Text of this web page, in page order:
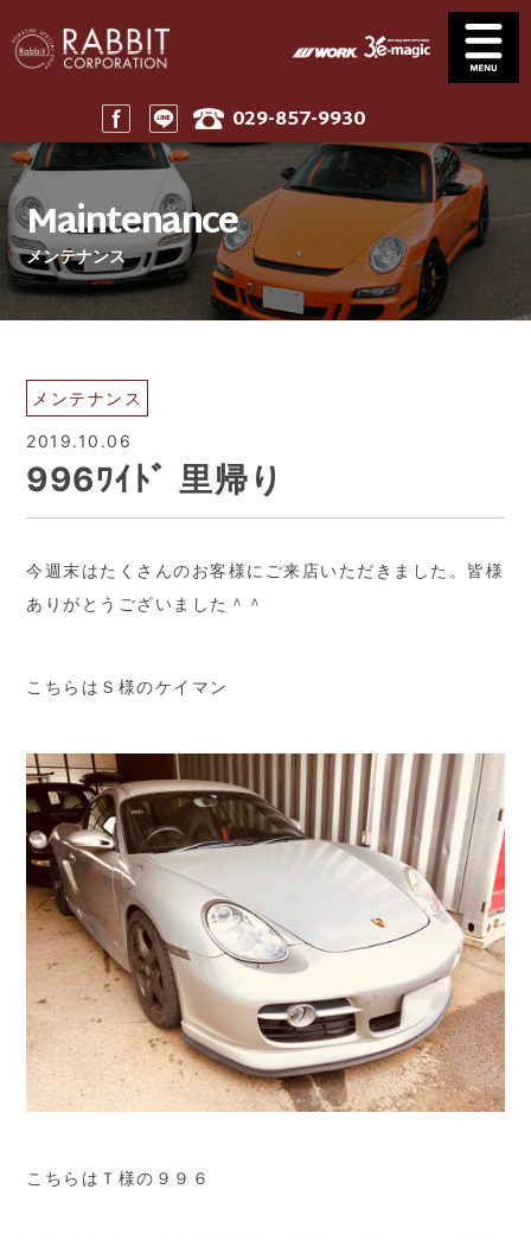
029-857-9930
サービス案内
News
ニュース一覧
Stock
在庫車
Parts
パーツ
Company
会社案内
911 Touring
911ツーリング
Home
ホーム
Maintenance
メンテナンス
メンテナンス
2019.10.06
996ﾜｲﾄﾞ 里帰り
今週末はたくさんのお客様にご来店いただきました。皆様
ありがとうございました＾＾
こちらはＳ様のケイマン
こちらはＴ様の９９６